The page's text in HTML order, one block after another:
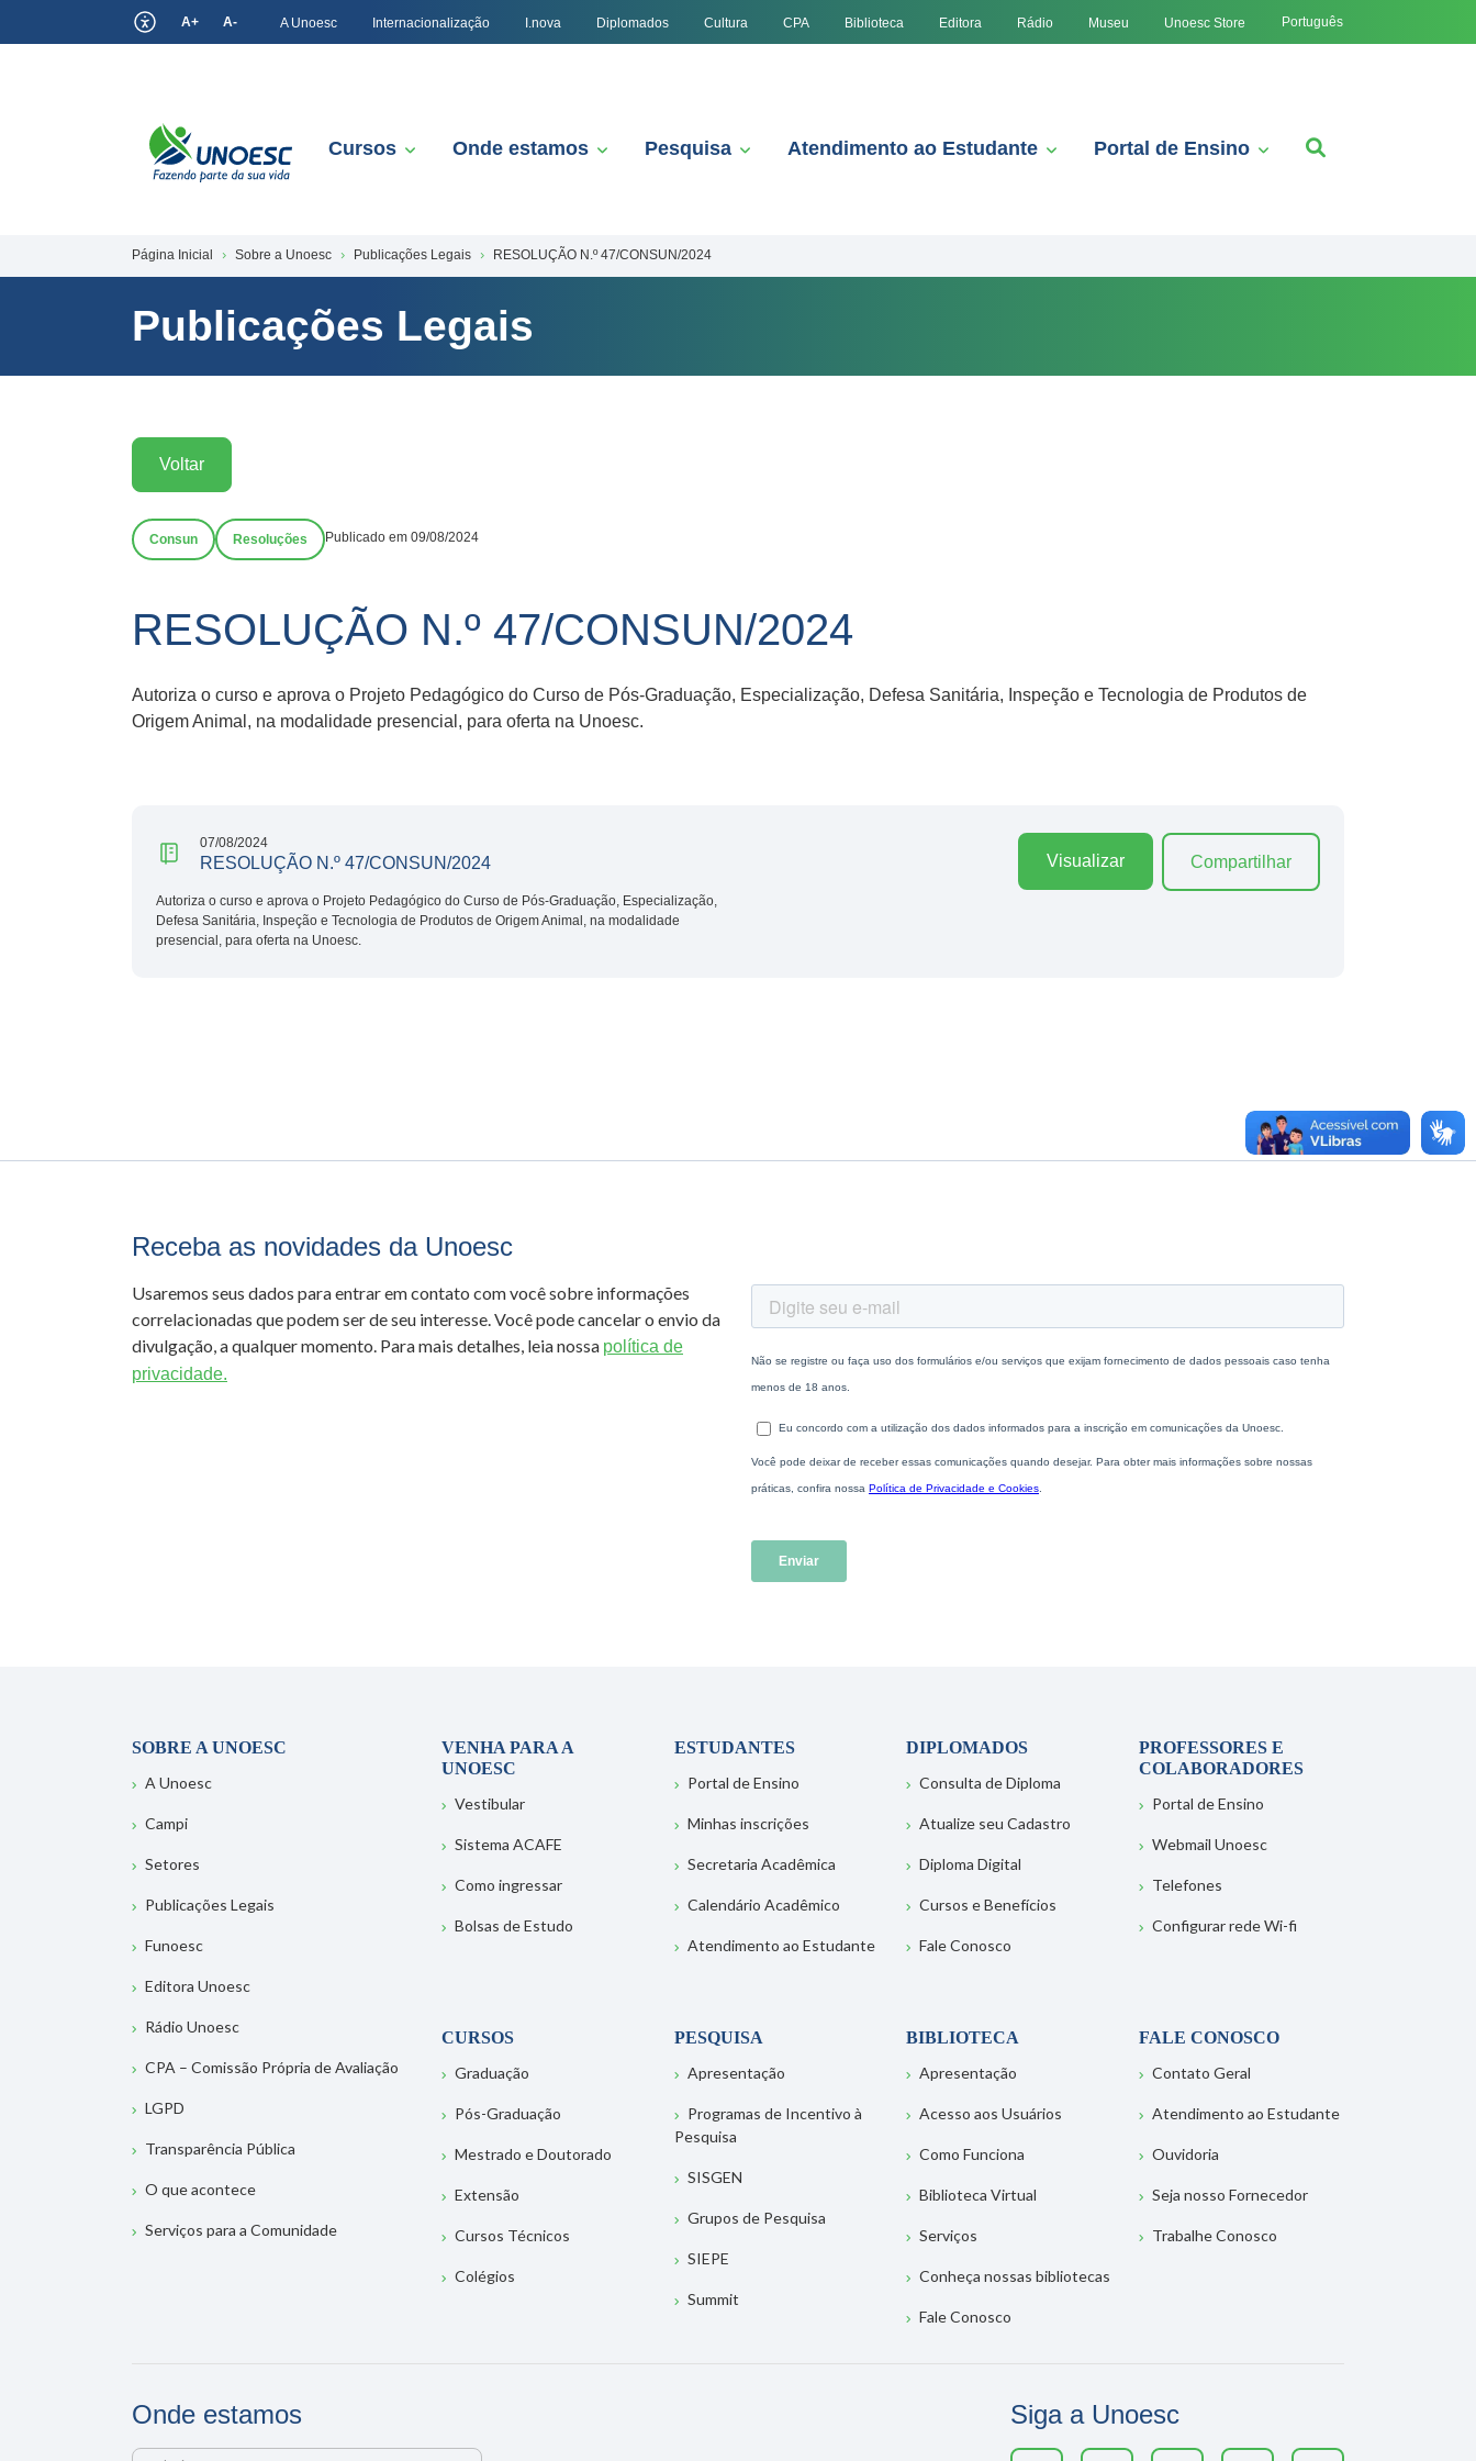
A+ A- A Unoesc Internacionalização I.nova Diplomados Cultura CPA Biblioteca Editora Rádio Museu Unoesc Store Português
Cursos Onde estamos Pesquisa Atendimento ao Estudante Portal de Ensino
Página Inicial Sobre a Unoesc Publicações Legais RESOLUÇÃO N.º 47/CONSUN/2024
Publicações Legais
Voltar
Consun Resoluções Publicado em 09/08/2024
RESOLUÇÃO N.º 47/CONSUN/2024
Autoriza o curso e aprova o Projeto Pedagógico do Curso de Pós-Graduação, Especialização, Defesa Sanitária, Inspeção e Tecnologia de Produtos de
Origem Animal, na modalidade presencial, para oferta na Unoesc.
07/08/2024
RESOLUÇÃO N.º 47/CONSUN/2024
Autoriza o curso e aprova o Projeto Pedagógico do Curso de Pós-Graduação, Especialização,
Defesa Sanitária, Inspeção e Tecnologia de Produtos de Origem Animal, na modalidade
presencial, para oferta na Unoesc.
Visualizar Compartilhar
Receba as novidades da Unoesc
Usaremos seus dados para entrar em contato com você sobre informações
correlacionadas que podem ser de seu interesse. Você pode cancelar o envio da
divulgação, a qualquer momento. Para mais detalhes, leia nossa política de
privacidade.
SOBRE A UNOESC
A Unoesc
Campi
Setores
Publicações Legais
Funoesc
Editora Unoesc
Rádio Unoesc
CPA – Comissão Própria de Avaliação
LGPD
Transparência Pública
O que acontece
Serviços para a Comunidade
VENHA PARA A
UNOESC
Vestibular
Sistema ACAFE
Como ingressar
Bolsas de Estudo
ESTUDANTES
Portal de Ensino
Minhas inscrições
Secretaria Acadêmica
Calendário Acadêmico
Atendimento ao Estudante
DIPLOMADOS
Consulta de Diploma
Atualize seu Cadastro
Diploma Digital
Cursos e Benefícios
Fale Conosco
PROFESSORES E
COLABORADORES
Portal de Ensino
Webmail Unoesc
Telefones
Configurar rede Wi-fi
CURSOS
Graduação
Pós-Graduação
Mestrado e Doutorado
Extensão
Cursos Técnicos
Colégios
PESQUISA
Apresentação
Programas de Incentivo à
Pesquisa
SISGEN
Grupos de Pesquisa
SIEPE
Summit
BIBLIOTECA
Apresentação
Acesso aos Usuários
Como Funciona
Biblioteca Virtual
Serviços
Conheça nossas bibliotecas
Fale Conosco
FALE CONOSCO
Contato Geral
Atendimento ao Estudante
Ouvidoria
Seja nosso Fornecedor
Trabalhe Conosco
Onde estamos Siga a Unoesc